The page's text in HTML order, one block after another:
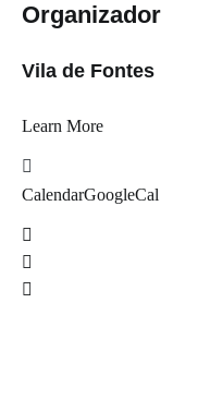
Organizador
Vila de Fontes
Learn More
CalendarGoogleCal